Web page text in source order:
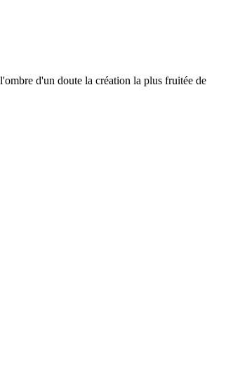
d'un doute la création la plus fruitée de